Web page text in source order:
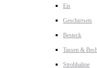
Eis
Geschirrsets
Besteck
Tassen &
Strohhalme